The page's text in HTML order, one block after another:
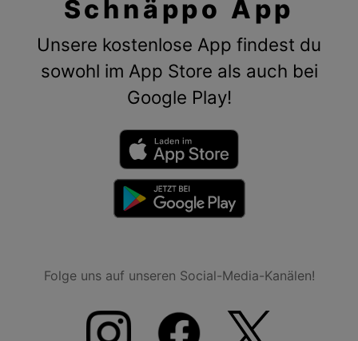
Schnäppo App
Unsere kostenlose App findest du
sowohl im App Store als auch bei
Google Play!
Folge uns auf unseren Social-Media-Kanälen!